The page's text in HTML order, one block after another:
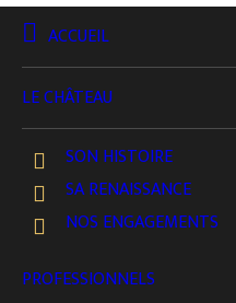
ACCUEIL
LE CHÂTEAU
SON HISTOIRE
SA RENAISSANCE
NOS ENGAGEMENTS
PROFESSIONNELS
Agenda